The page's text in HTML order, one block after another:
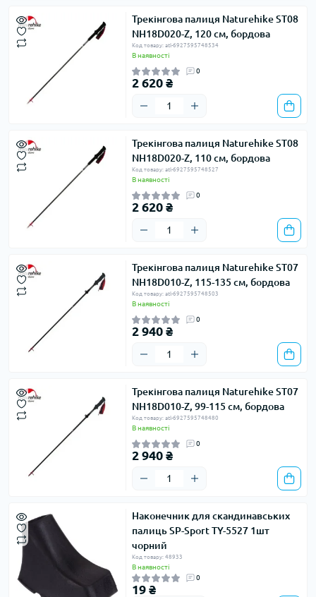
Трекінгова палиця Naturehike ST08
NH18D020-Z, 120 см, бордова
Код товару: atl-6927595748534
В наявності
0
2 620 ₴
Трекінгова палиця Naturehike ST08
NH18D020-Z, 110 см, бордова
Код товару: atl-6927595748527
В наявності
0
2 620 ₴
Трекінгова палиця Naturehike ST07
NH18D010-Z, 115-135 см, бордова
Код товару: atl-6927595748503
В наявності
0
2 940 ₴
Трекінгова палиця Naturehike ST07
NH18D010-Z, 99-115 см, бордова
Код товару: atl-6927595748480
В наявності
0
2 940 ₴
Наконечник для скандинавських
палиць SP-Sport TY-5527 1шт
чорний
Код товару: 48933
В наявності
0
19 ₴